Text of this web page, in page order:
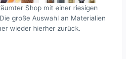
Shop mit einer riesigen
große Auswahl an Materialien
wieder hierher zurück.